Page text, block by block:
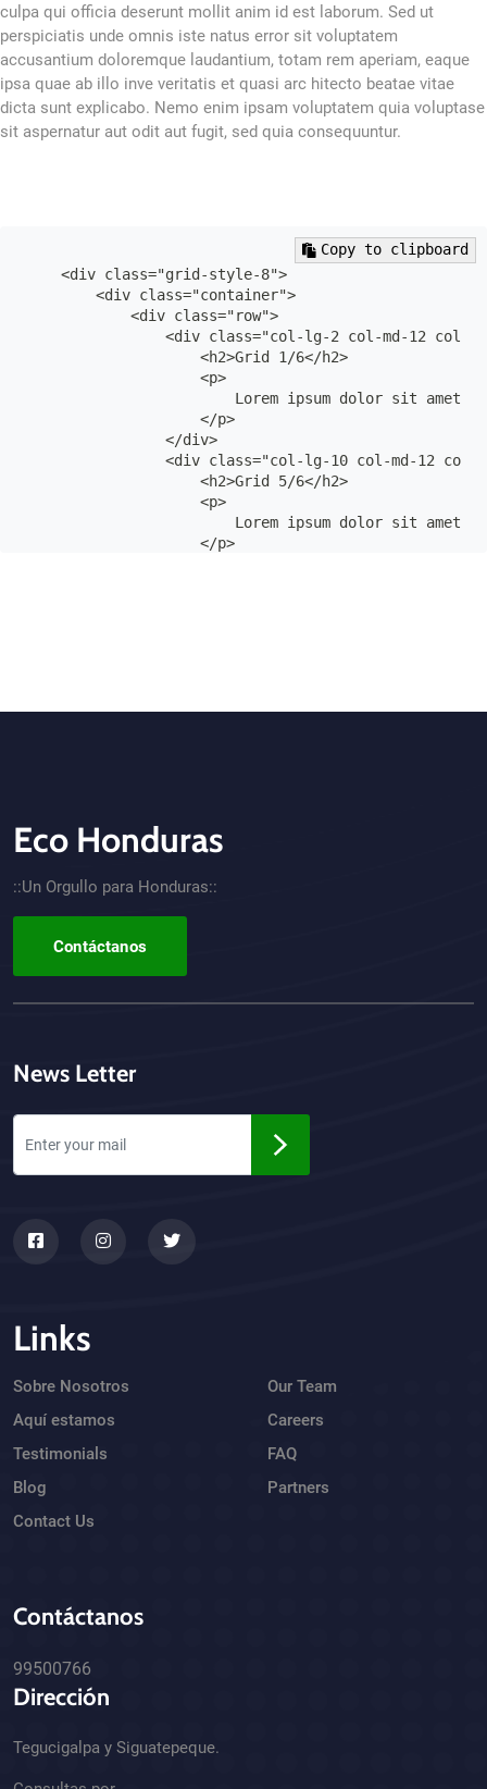
                    <p>
Lorem ipsum dolor sit amet
                    </p>
                </div>
            </div>
        </div>
    </div>
culpa qui officia deserunt mollit anim id est laborum. Sed ut
perspiciatis unde omnis iste natus error sit voluptatem
accusantium doloremque laudantium, totam rem aperiam, eaque
ipsa quae ab illo inve veritatis et quasi arc hitecto beatae vitae
dicta sunt explicabo. Nemo enim ipsam voluptatem quia voluptase
sit aspernatur aut odit aut fugit, sed quia consequuntur.
    <div class="grid-style-8">
        <div class="container">
            <div class="row">
<div class="col-lg-2 col-md-12 col-
                    <h2>Grid 1/6</h2>
                    <p>
Lorem ipsum dolor sit amet
                    </p>
                </div>
<div class="col-lg-10 col-md-12 col-
                    <h2>Grid 5/6</h2>
                    <p>
Lorem ipsum dolor sit amet,
                    </p>
Copy to clipboard
CTA - Footer
Eco Honduras
::Un Orgullo para Honduras::
Contáctanos
News Letter
Links
Sobre Nosotros
Aquí estamos
Testimonials
Blog
Contact Us
Our Team
Careers
FAQ
Partners
Contáctanos
99500766
Dirección
Tegucigalpa y Siguatepeque.